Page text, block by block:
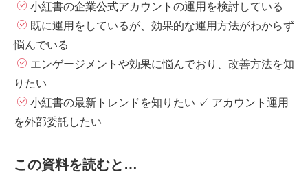
小紅書の企業公式アカウントの運用を検討している
既に運用をしているが、効果的な運用方法がわからず
悩んでいる
エンゲージメントや効果に悩んでおり、改善方法を知
りたい
小紅書の最新トレンドを知りたい ✓ アカウント運用
を外部委託したい
この資料を読むと…